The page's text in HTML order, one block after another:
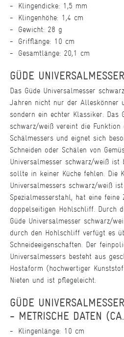
Klingendicke: 1,5 mm
Klingenhöhe: 1,4 cm
Gewicht: 28 g
Grifflänge: 10 cm
Gesamtlänge: 20,1 cm
GÜDE
Das Güde Universalmesser
Jahren nicht nur der Alleskönner
sondern ein echter Klassiker. Das
schwarz/weiß vereint die Funktion
Schälmessers und eignet sich
Schneiden oder Schälen von
Universalmesser schwarz/weiß ist
sollte in keiner Küche fehlen. Die
Universalmessers schwarz/weiß
Spezialmesserstahl, hat eine feine
doppelseitigen Hohlschliff. Durch
Güde Universalmesser schwarz/
durch den Hohlschliff verfügt es
Schneideeigenschaften. Der
Universalmessers besteht aus
Hostaform (hochwertiger
Nieten und ist pflegeleicht.
GÜDE
METRISCHE DATEN (CA.
Klingenlänge: 10 cm